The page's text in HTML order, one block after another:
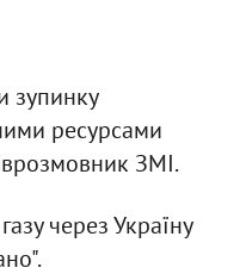
зупинку
ресурсами
ЗМІ.
через Україну